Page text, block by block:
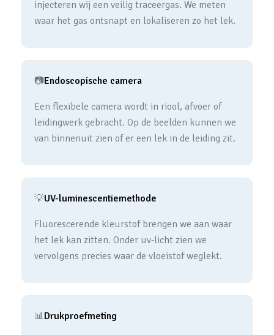
injecteren wij een veilig traceergas. We meten
waar het gas ontsnapt en lokaliseren zo het lek.
📷Endoscopische camera
Een flexibele camera wordt in riool, afvoer of
leidingwerk gebracht. Op de beelden kunnen we
van binnenuit zien of er een lek in de leiding zit.
💡UV-luminescentiemethode
Fluorescerende kleurstof brengen we aan waar
het lek kan zitten. Onder uv-licht zien we
vervolgens precies waar de vloeistof weglekt.
📊Drukproefmeting